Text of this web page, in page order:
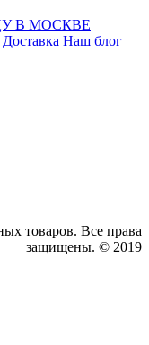
В МОСКВЕ
Доставка Наш блог
товаров. Все права
защищены. © 2019